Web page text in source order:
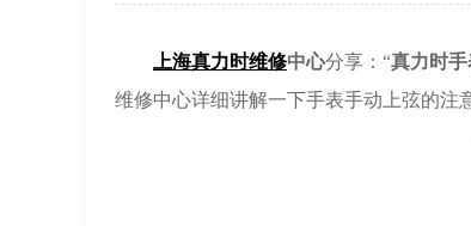
上海真力时维修中心分享：“真力时
维修中心详细讲解一下手表手动上弦的注